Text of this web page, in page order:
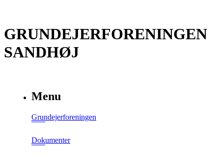
GRUNDEJERFORENINGEN
SANDHØJ
Menu
Grundejerforeningen
Dokumenter